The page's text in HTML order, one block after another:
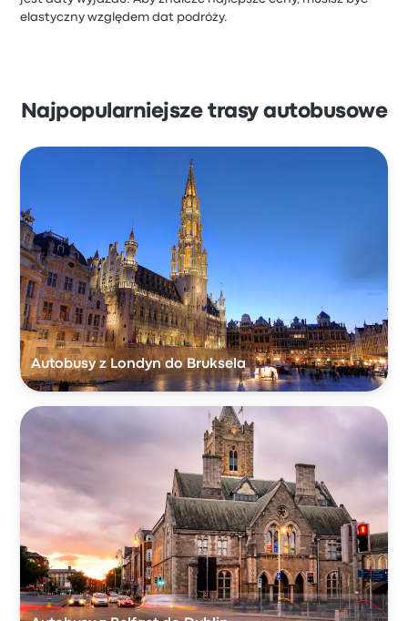
elastyczny względem dat podróży.
Najpopularniejsze trasy autobusowe
Autobusy z Londyn do Bruksela